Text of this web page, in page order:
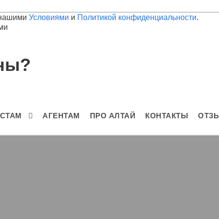
Условиями и Политикой конфиденциальности.
АГЕНТАМ ПРО АЛТАЙ КОНТАКТЫ